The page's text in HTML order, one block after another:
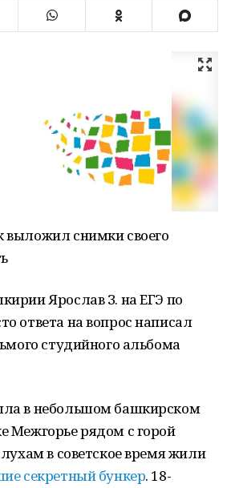
выложил снимки своего
Ярослав З. на ЕГЭ по
ответа на вопрос написал
студийного альбома
в небольшом башкирском
Межгорье рядом с горой
в советское время жили
секретный бункер. 18-